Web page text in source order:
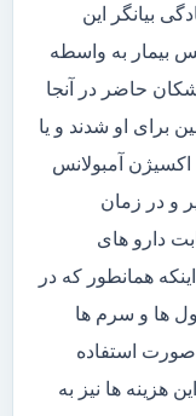
بیانگر این
بیمار به واسطه
حاضر در آنجا
برای او شدند و یا
آمبولانس
و در زمان
دارو های
همانطور که در
ها و سرم ها
استفاده
هزینه ها نیز به